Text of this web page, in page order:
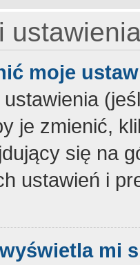
moje
je zmienić,
się na
ustawień i
mi